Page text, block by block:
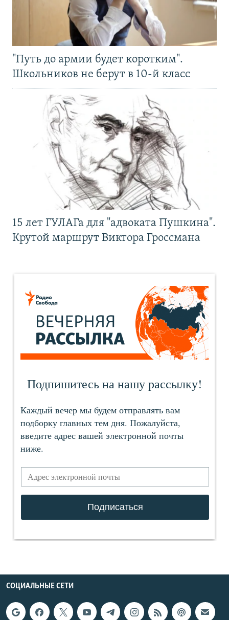
"Путь до армии будет коротким".
Школьников не берут в 10-й класс
15 лет ГУЛАГа для "адвоката Пушкина".
Крутой маршрут Виктора Гроссмана
СОЦИАЛЬНЫЕ СЕТИ